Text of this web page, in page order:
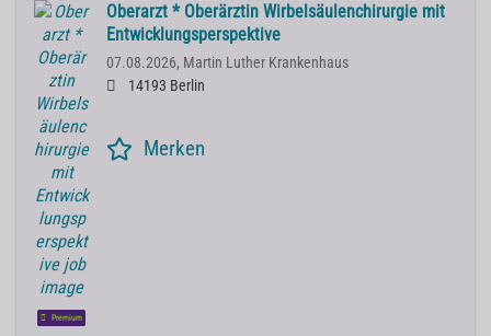
Premium
Oberarzt * Oberärztin Wirbelsäulenchirurgie mit
Entwicklungsperspektive
07.08.2026, Martin Luther Krankenhaus
14193 Berlin
Merken